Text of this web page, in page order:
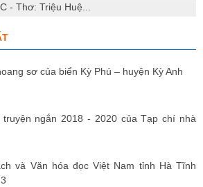
- Thơ: Triệu Huệ...
sơ của biển Kỳ Phú – huyện Kỳ Anh
truyện ngắn 2018 - 2020 của Tạp chí nhà
và Văn hóa đọc Việt Nam tỉnh Hà Tĩnh